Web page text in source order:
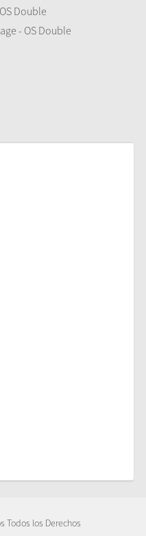
Double
- OS Double
Todos los Derechos